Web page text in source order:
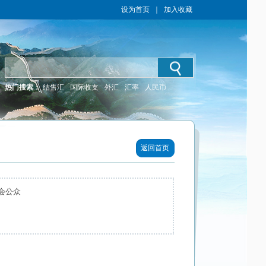
设为首页 加入收藏
热门搜索： 结售汇 国际收支 外汇 汇率 人民币
返回首页
公众